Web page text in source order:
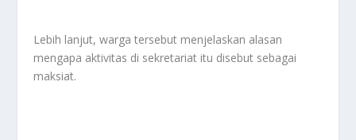
Lebih lanjut, warga tersebut menjelaskan alasan
mengapa aktivitas di sekretariat itu disebut sebagai
maksiat.